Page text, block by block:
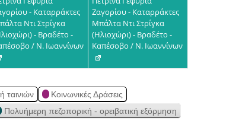
- Καταρράκτες
Ντι Στρίγκα
- Βραδέτο -
/ Ν. Ιωαννίνων
Ζαγορίου - Καταρράκτες
Μπάλτα Ντι Στρίγκα
(Ηλιοχώρι) - Βραδέτο -
Καπέσοβο / Ν. Ιωαννίνων
ταινιών
Κοινωνικές Δράσεις
Πολυήμερη πεζοπορική - ορειβατική εξόρμηση